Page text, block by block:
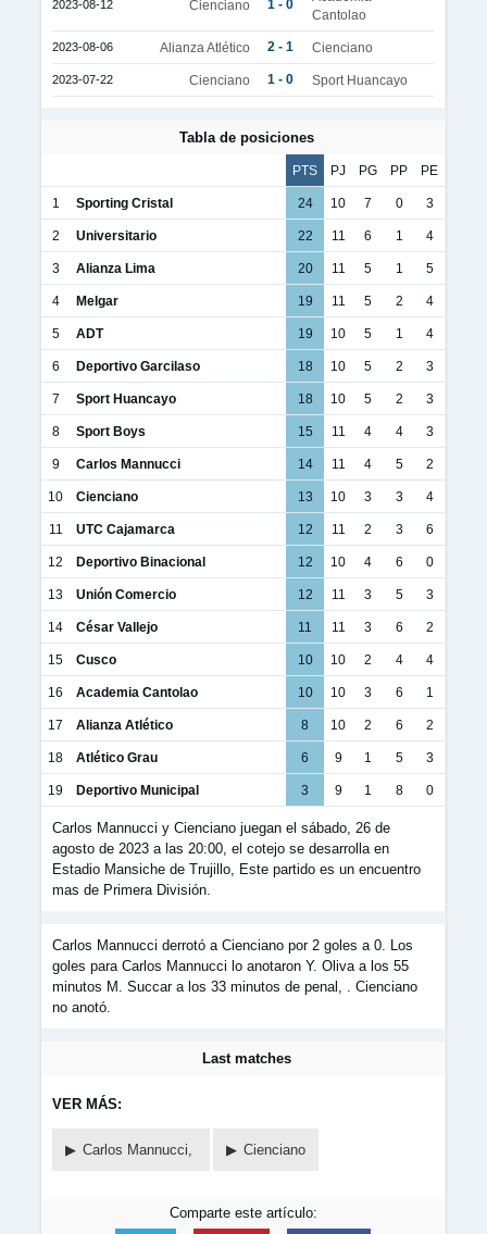
2023-08-12 Cienciano 1 - 0
Cantolao
2023-08-06 Alianza Atlético 2 - 1 Cienciano
2023-07-22 Cienciano 1 - 0 Sport Huancayo
Tabla de posiciones
PTS PJ PG PP PE
1 Sporting Cristal 24 10 7 0 3
2 Universitario 22 11 6 1 4
3 Alianza Lima 20 11 5 1 5
4 Melgar 19 11 5 2 4
5 ADT 19 10 5 1 4
6 Deportivo Garcilaso 18 10 5 2 3
7 Sport Huancayo 18 10 5 2 3
8 Sport Boys 15 11 4 4 3
9 Carlos Mannucci 14 11 4 5 2
10 Cienciano 13 10 3 3 4
11 UTC Cajamarca 12 11 2 3 6
12 Deportivo Binacional 12 10 4 6 0
13 Unión Comercio 12 11 3 5 3
14 César Vallejo 11 11 3 6 2
15 Cusco 10 10 2 4 4
16 Academia Cantolao 10 10 3 6 1
17 Alianza Atlético 8 10 2 6 2
18 Atlético Grau 6 9 1 5 3
19 Deportivo Municipal 3 9 1 8 0
Carlos Mannucci y Cienciano juegan el sábado, 26 de
agosto de 2023 a las 20:00, el cotejo se desarrolla en
Estadio Mansiche de Trujillo, Este partido es un encuentro
mas de Primera División.
Carlos Mannucci derrotó a Cienciano por 2 goles a 0. Los
goles para Carlos Mannucci lo anotaron Y. Oliva a los 55
minutos M. Succar a los 33 minutos de penal, . Cienciano
no anotó.
Last matches
VER MÁS:
Carlos Mannucci, Cienciano
Comparte este artículo: